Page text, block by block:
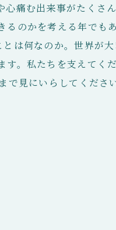
痛む出来事がたくさ
のかを考える年でも
は何なのか。世界が
。私たちを支えてく
見にいらしてください